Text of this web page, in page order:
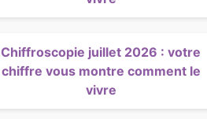
Chiffroscopie juillet 2026 : votre
chiffre vous montre comment le
vivre